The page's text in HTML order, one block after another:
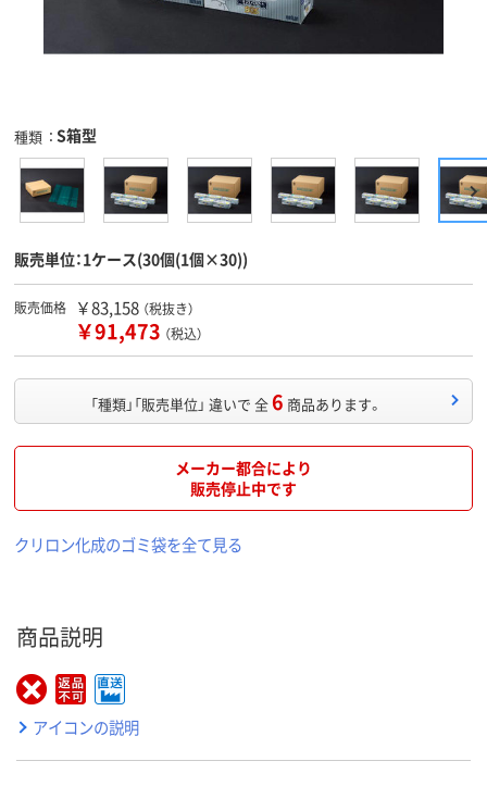
種類 S箱型
販売単位：1ケース(30個(1個×30))
販売価格 ￥83,158 （税抜き）
￥91,473 （税込）
「種類」「販売単位」 違いで 全6 商品あります。
メーカー都合により
販売停止中です
クリロン化成のゴミ袋を全て見る
商品説明
アイコンの説明